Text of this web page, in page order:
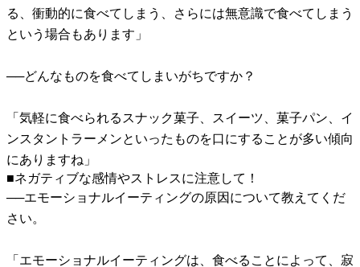
る、衝動的に食べてしまう、さらには無意識で食べてしまう
という場合もあります」
──どんなものを食べてしまいがちですか？
「気軽に食べられるスナック菓子、スイーツ、菓子パン、イ
ンスタントラーメンといったものを口にすることが多い傾向
にありますね」
■ネガティブな感情やストレスに注意して！
──エモーショナルイーティングの原因について教えてくだ
さい。
「エモーショナルイーティングは、食べることによって、寂